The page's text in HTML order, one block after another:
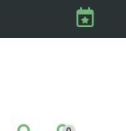
Clabots &